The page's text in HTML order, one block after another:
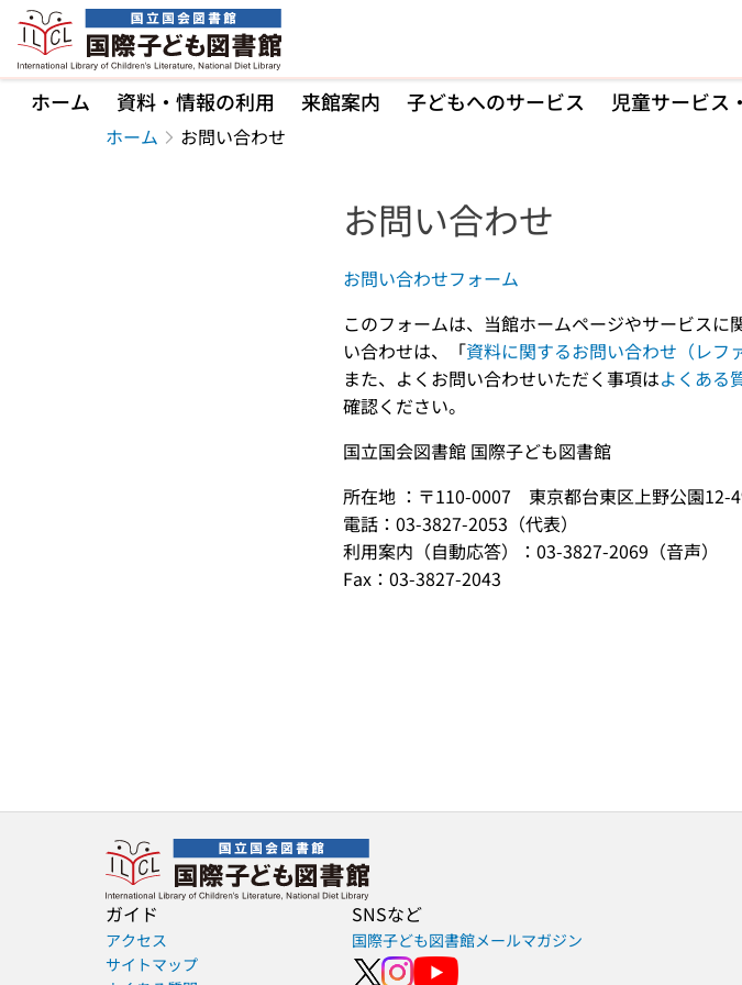
本文へ移動
ホーム 資料・情報の利用 来館案内 子どもへのサービス 児童サービス
ホーム お問い合わせ
お問い合わせ
お問い合わせフォーム
このフォームは、当館ホームページやサービス
い合わせは、「資料に関するお問い合わせ（レフ
また、よくお問い合わせいただく事項はよくある
確認ください。
国立国会図書館 国際子ども図書館
所在地 ：〒110-0007 東京都台東区上野公園12-
電話：03-3827-2053（代表）
利用案内（自動応答）：03-3827-2069（音声）
Fax：03-3827-2043
ガイド
アクセス
サイトマップ
SNSなど
国際子ども図書館メールマガジン